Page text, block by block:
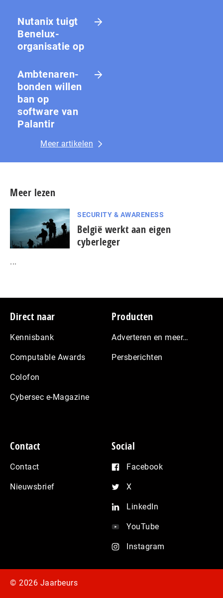
Nutanix tuigt
Benelux-
organisatie op
Amb­te­na­ren­
bon­den willen
ban op
software van
Palantir
Meer artikelen
Meer lezen
SECURITY & AWARENESS
België werkt aan eigen
cyberleger
...
Footer
Direct naar
Kennisbank
Computable Awards
Colofon
Cybersec e-Magazine
Producten
Adverteren en meer…
Persberichten
Contact
Contact
Nieuwsbrief
Social
Facebook
X
LinkedIn
YouTube
Instagram
© 2026 Jaarbeurs